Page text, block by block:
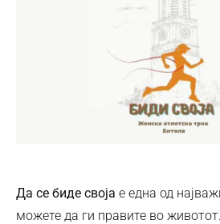
Да се биде своја е една од
можете да ги правите во